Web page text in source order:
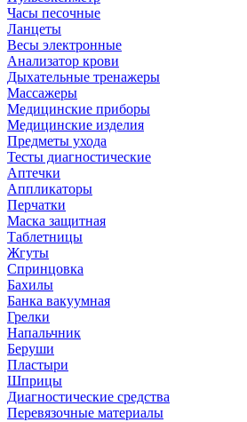
Часы песочные
Ланцеты
Весы электронные
Анализатор крови
Дыхательные тренажеры
Массажеры
Медицинские приборы
Медицинские изделия
Предметы ухода
Тесты диагностические
Аптечки
Аппликаторы
Перчатки
Маска защитная
Таблетницы
Жгуты
Спринцовка
Бахилы
Банка вакуумная
Грелки
Напальчник
Беруши
Пластыри
Шприцы
Диагностические средства
Перевязочные материалы